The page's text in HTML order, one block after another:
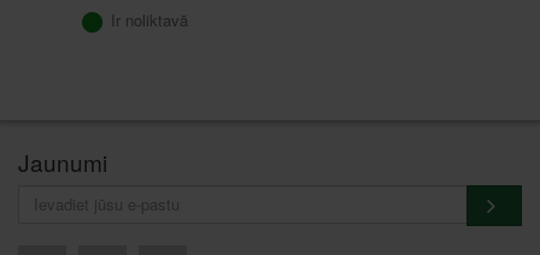
Ir noliktavā
Jaunumi